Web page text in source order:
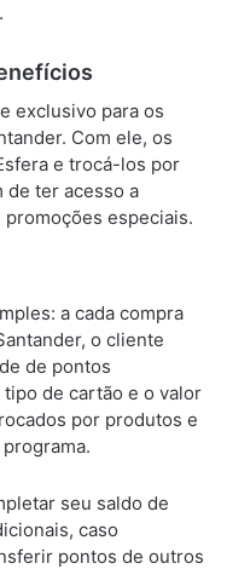
exclusivo para os
Com ele, os
e trocá-los por
de ter acesso a
especiais.
a cada compra
o cliente
de pontos
de cartão e o valor
por produtos e
seu saldo de
caso
pontos de outros